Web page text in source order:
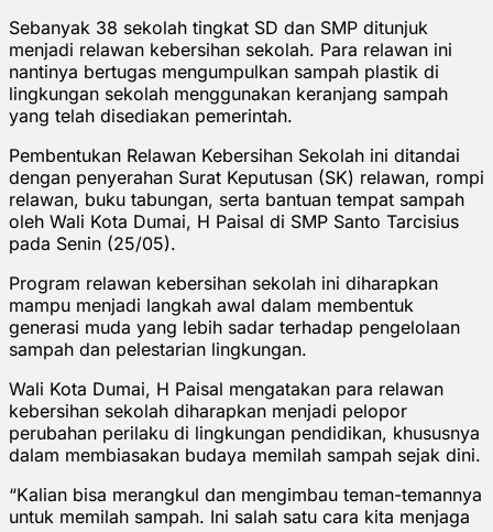
Sebanyak 38 sekolah tingkat SD dan SMP ditunjuk
menjadi relawan kebersihan sekolah. Para relawan ini
nantinya bertugas mengumpulkan sampah plastik di
lingkungan sekolah menggunakan keranjang sampah
yang telah disediakan pemerintah.
Pembentukan Relawan Kebersihan Sekolah ini ditandai
dengan penyerahan Surat Keputusan (SK) relawan, rompi
relawan, buku tabungan, serta bantuan tempat sampah
oleh Wali Kota Dumai, H Paisal di SMP Santo Tarcisius
pada Senin (25/05).
Program relawan kebersihan sekolah ini diharapkan
mampu menjadi langkah awal dalam membentuk
generasi muda yang lebih sadar terhadap pengelolaan
sampah dan pelestarian lingkungan.
Wali Kota Dumai, H Paisal mengatakan para relawan
kebersihan sekolah diharapkan menjadi pelopor
perubahan perilaku di lingkungan pendidikan, khususnya
dalam membiasakan budaya memilah sampah sejak dini.
“Kalian bisa merangkul dan mengimbau teman-temannya
untuk memilah sampah. Ini salah satu cara kita menjaga